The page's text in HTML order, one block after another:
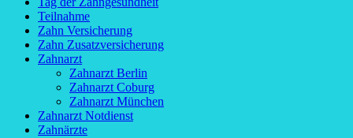
Teilnahme
Zahn Versicherung
Zahn Zusatzversicherung
Zahnarzt
Zahnarzt Berlin
Zahnarzt Coburg
Zahnarzt München
Zahnarzt Notdienst
Zahnärzte